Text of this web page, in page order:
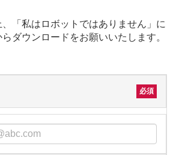
「私はロボットではありません」に
ダウンロードをお願いいたします。